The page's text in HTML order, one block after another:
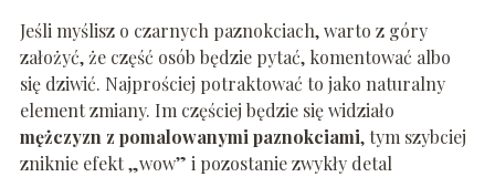
Jeśli myślisz o czarnych paznokciach, warto z góry
założyć, że część osób będzie pytać, komentować albo
się dziwić. Najprościej potraktować to jako naturalny
element zmiany. Im częściej będzie się widziało
mężczyzn z pomalowanymi paznokciami, tym szybciej
zniknie efekt „wow” i pozostanie zwykły detal